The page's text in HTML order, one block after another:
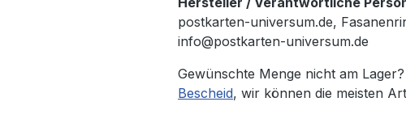
postkarten-universum.de,
info@postkarten-universum.de
Gewünschte Menge nicht am
Bescheid, wir können die meisten